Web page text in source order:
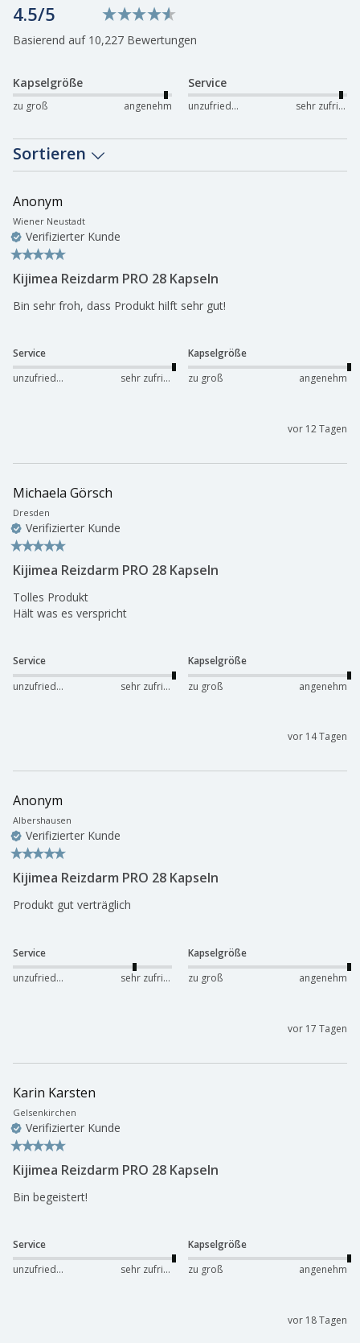
4.5
Basierend auf 10,227 Bewertungen
Kapselgröße
zu groß angenehm
Service
unzufrieden sehr zufrieden
Sortieren
Verifizierter Kunde
Anonym
Wiener Neustadt
Kijimea Reizdarm PRO 28 Kapseln
Bin sehr froh, dass Produkt hilft sehr gut!
Service
unzufrieden
sehr zufrieden
Kapselgröße
zu groß
angenehm
vor 12 Tagen
Verifizierter Kunde
Michaela Görsch
Dresden
Kijimea Reizdarm PRO 28 Kapseln
Tolles Produkt
Hält was es verspricht
Service
unzufrieden
sehr zufrieden
Kapselgröße
zu groß
angenehm
vor 14 Tagen
Verifizierter Kunde
Anonym
Albershausen
Kijimea Reizdarm PRO 28 Kapseln
Produkt gut verträglich
Service
unzufrieden
sehr zufrieden
Kapselgröße
zu groß
angenehm
vor 17 Tagen
Verifizierter Kunde
Karin Karsten
Gelsenkirchen
Kijimea Reizdarm PRO 28 Kapseln
Bin begeistert!
Service
unzufrieden
sehr zufrieden
Kapselgröße
zu groß
angenehm
vor 18 Tagen
New content loaded